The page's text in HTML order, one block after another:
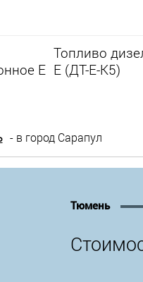
Е
Топливо
Е (ДТ-Е-К5)
- в город Сарапул
Тюмень